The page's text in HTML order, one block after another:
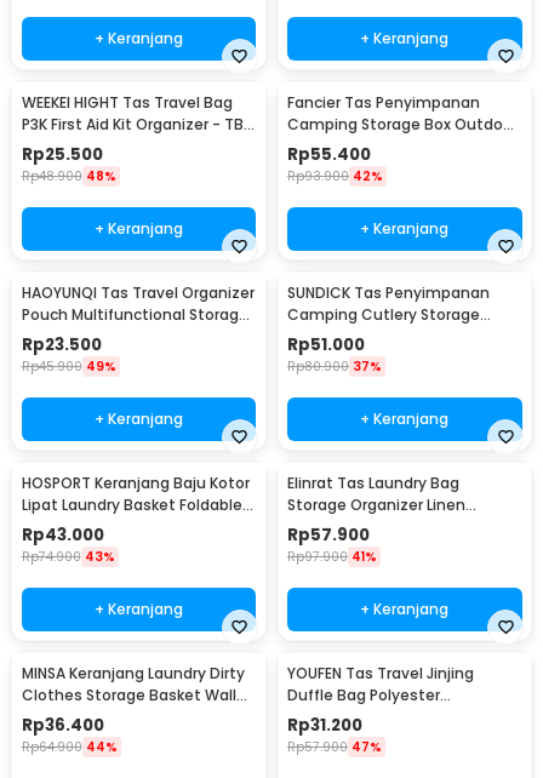
+ Keranjang + Keranjang
WEEKEI HIGHT Tas Travel Bag
P3K First Aid Kit Organizer - TB-
0621
Rp25.500
Rp48.900 48%
+ Keranjang
Fancier Tas Penyimpanan
Camping Storage Box Outdoor
Travel Waterproof - FC-19
Rp55.400
Rp93.900 42%
+ Keranjang
HAOYUNQI Tas Travel Organizer
Pouch Multifunctional Storage
Bag - XD130
Rp23.500
Rp45.900 49%
+ Keranjang
SUNDICK Tas Penyimpanan
Camping Cutlery Storage
Travel Waterproof - SD31
Rp51.000
Rp80.900 37%
+ Keranjang
HOSPORT Keranjang Baju Kotor
Lipat Laundry Basket Foldable
100L - H10
Rp43.000
Rp74.900 43%
+ Keranjang
Elinrat Tas Laundry Bag
Storage Organizer Linen
Foldable with Handle - E90
Rp57.900
Rp97.900 41%
+ Keranjang
MINSA Keranjang Laundry Dirty
Clothes Storage Basket Wall
Mounted - MSU29
Rp36.400
Rp64.900 44%
YOUFEN Tas Travel Jinjing
Duffle Bag Polyester
75x36x33cm - X75
Rp31.200
Rp57.900 47%